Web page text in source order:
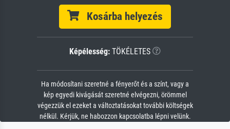
Kosárba helyezés
Képélesség: TÖKÉLETES
Ha módosítani szeretné a fényerőt és a színt, vagy a
kép egyedi kivágását szeretné elvégezni, örömmel
végezzük el ezeket a változtatásokat további költségek
nélkül. Kérjük, ne habozzon kapcsolatba lépni velünk.